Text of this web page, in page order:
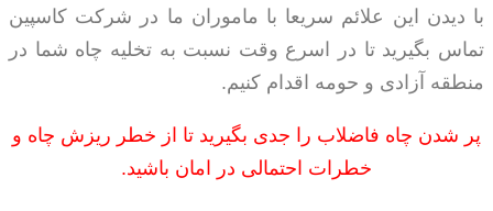
با دیدن این علائم سریعا با ماموران ما در شرکت کاسپین
تماس بگیرید تا در اسرع وقت نسبت به تخلیه چاه شما در
منطقه آزادی و حومه اقدام کنیم.
پر شدن چاه فاضلاب را جدی بگیرید تا از خطر ریزش چاه و
خطرات احتمالی در امان باشید.